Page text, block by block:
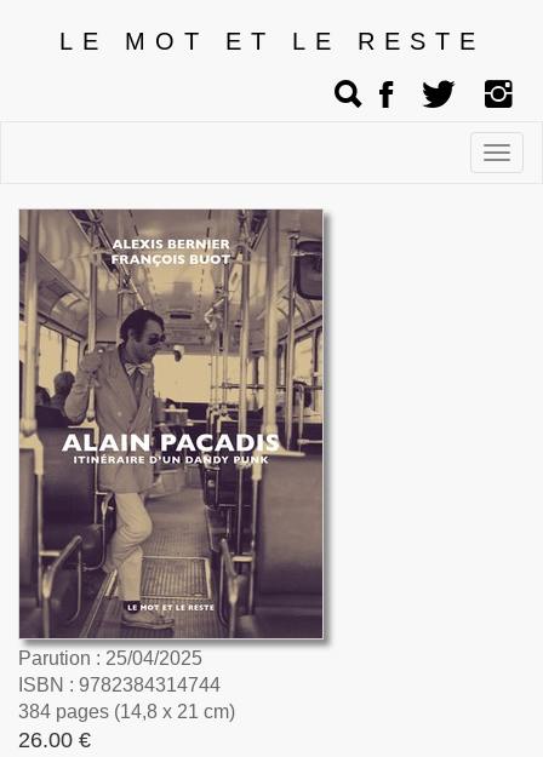
LE MOT ET LE RESTE
Parution : 25/04/2025
ISBN : 9782384314744
384 pages (14,8 x 21 cm)
26.00 €